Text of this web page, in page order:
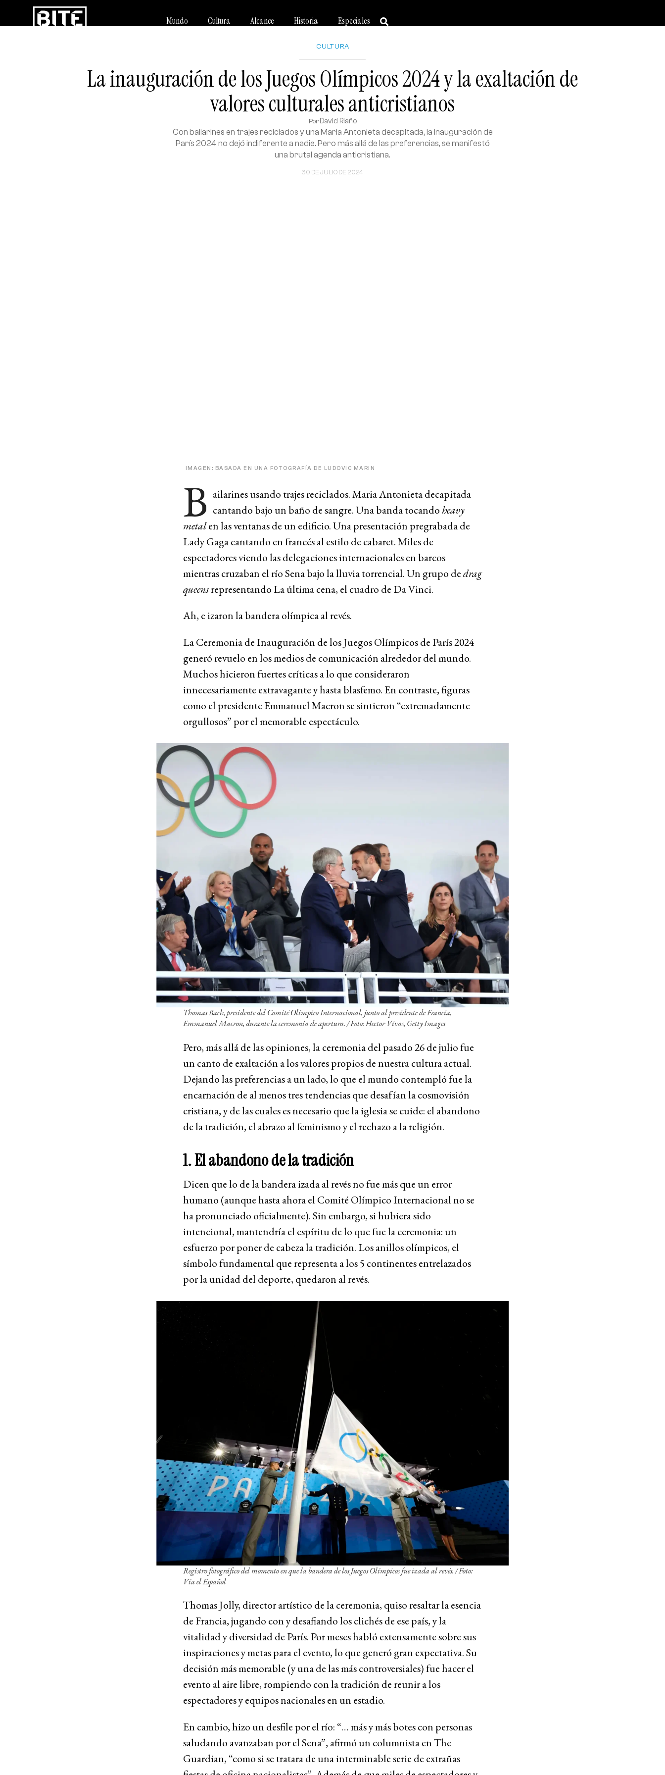
Mundo Cultura Alcance Historia Especiales
CULTURA
La inauguración de los Juegos Olímpicos 2024 y la exaltación de
valores culturales anticristianos
Por David Riaño
30 DE JULIO DE 2024
Con bailarines en trajes reciclados y una Maria Antonieta decapitada, la inauguración de
París 2024 no dejó indiferente a nadie. Pero más allá de las preferencias, se manifestó
una brutal agenda anticristiana.
IMAGEN: BASADA EN UNA FOTOGRAFÍA DE LUDOVIC MARIN
B ailarines usando trajes reciclados. Maria Antonieta decapitada
cantando bajo un baño de sangre. Una banda tocandoheavy
metalen las ventanas de un edificio. Una presentación pregrabada de
Lady Gaga cantando en francés al estilo de cabaret. Miles de
espectadores viendo las delegaciones internacionales en barcos
mientras cruzaban el río Sena bajo la lluvia torrencial. Un grupo dedrag
queensrepresentando La última cena, el cuadro de Da Vinci.
Ah, e izaron la bandera olímpica al revés.
La Ceremonia de Inauguración de los Juegos Olímpicos de París 2024
generó revuelo en los medios de comunicación alrededor del mundo.
Muchos hicieron fuertes críticas a lo que consideraron
innecesariamente extravagante y hasta blasfemo. En contraste, figuras
como el presidente Emmanuel Macron se sintieron “extremadamente
orgullosos” por el memorable espectáculo.
Thomas Bach, presidente del Comité Olímpico Internacional, junto al presidente de Francia,
Emmanuel Macron, durante la ceremonia de apertura. /Foto: Hector Vivas, Getty Images
Pero, más allá de las opiniones, la ceremonia del pasado 26 de julio fue
un canto de exaltación a los valores propios de nuestra cultura actual.
Dejando las preferencias a un lado, lo que el mundo contempló fue la
encarnación de al menos tres tendencias que desafían la cosmovisión
cristiana, y de las cuales es necesario que la iglesia se cuide: el abandono
de la tradición, el abrazo al feminismo y el rechazo a la religión.
1. El abandono de la tradición
Dicen que lo de la bandera izada al revés no fue más que un error
humano (aunque hasta ahora el Comité Olímpico Internacional no se
ha pronunciado oficialmente). Sin embargo, si hubiera sido
intencional, mantendría el espíritu de lo que fue la ceremonia: un
esfuerzo por poner de cabeza la tradición. Los anillos olímpicos, el
símbolo fundamental que representa a los 5 continentes entrelazados
por la unidad del deporte, quedaron al revés.
Registro fotográfico del momento en que la bandera de los Juegos Olímpicos fue izada al revés. /Foto:
Vía el Español
Thomas Jolly, director artístico de la ceremonia, quiso resaltar la esencia
de Francia, jugando con y desafiando los clichés de ese país, y la
vitalidad y diversidad de París. Por meses habló extensamente sobre sus
inspiraciones y metas para el evento, lo que generó gran expectativa. Su
decisión más memorable (y una de las más controversiales) fue hacer el
evento al aire libre, rompiendo con la tradición de reunir a los
espectadores y equipos nacionales en un estadio.
En cambio, hizo un desfile por el río: “… más y más botes con personas
saludando avanzaban por el Sena”, afirmó un columnista en The
Guardian, “como si se tratara de una interminable serie de extrañas